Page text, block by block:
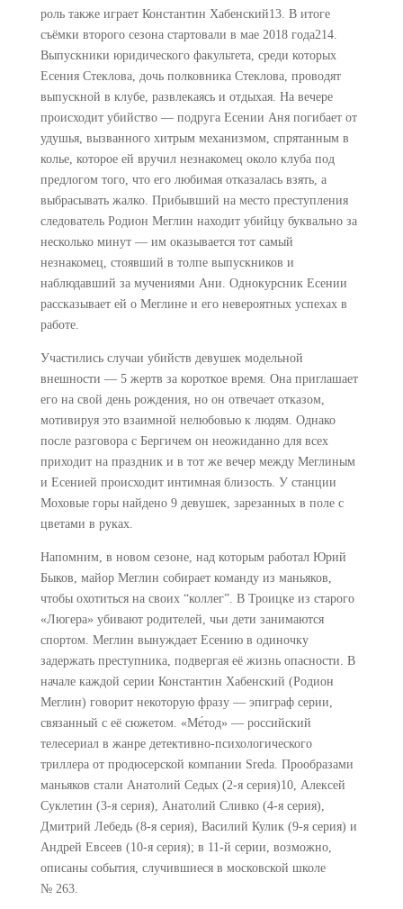
роль также играет Константин Хабенский13. В итоге
съёмки второго сезона стартовали в мае 2018 года214.
Выпускники юридического факультета, среди которых
Есения Стеклова, дочь полковника Стеклова, проводят
выпускной в клубе, развлекаясь и отдыхая. На вечере
происходит убийство — подруга Есении Аня погибает от
удушья, вызванного хитрым механизмом, спрятанным в
колье, которое ей вручил незнакомец около клуба под
предлогом того, что его любимая отказалась взять, а
выбрасывать жалко. Прибывший на место преступления
следователь Родион Меглин находит убийцу буквально за
несколько минут — им оказывается тот самый
незнакомец, стоявший в толпе выпускников и
наблюдавший за мучениями Ани. Однокурсник Есении
рассказывает ей о Меглине и его невероятных успехах в
работе.
Участились случаи убийств девушек модельной
внешности — 5 жертв за короткое время. Она приглашает
его на свой день рождения, но он отвечает отказом,
мотивируя это взаимной нелюбовью к людям. Однако
после разговора с Бергичем он неожиданно для всех
приходит на праздник и в тот же вечер между Меглиным
и Есенией происходит интимная близость. У станции
Моховые горы найдено 9 девушек, зарезанных в поле с
цветами в руках.
Напомним, в новом сезоне, над которым работал Юрий
Быков, майор Меглин собирает команду из маньяков,
чтобы охотиться на своих “коллег”. В Троицке из старого
«Люгера» убивают родителей, чьи дети занимаются
спортом. Меглин вынуждает Есению в одиночку
задержать преступника, подвергая её жизнь опасности. В
начале каждой серии Константин Хабенский (Родион
Меглин) говорит некоторую фразу — эпиграф серии,
связанный с её сюжетом. «Ме́тод» — российский
телесериал в жанре детективно-психологического
триллера от продюсерской компании Sreda. Прообразами
маньяков стали Анатолий Седых (2-я серия)10, Алексей
Суклетин (3-я серия), Анатолий Сливко (4-я серия),
Дмитрий Лебедь (8-я серия), Василий Кулик (9-я серия) и
Андрей Евсеев (10-я серия); в 11-й серии, возможно,
описаны события, случившиеся в московской школе
№ 263.